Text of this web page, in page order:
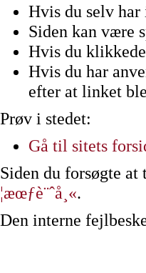
Hvis du selv
Siden kan være
Hvis du
Hvis du har
efter at linket
Prøv i stedet:
Gå til sitets
Siden du forsøgte at
¦æœƒè¨ˆå¸«.
Den interne